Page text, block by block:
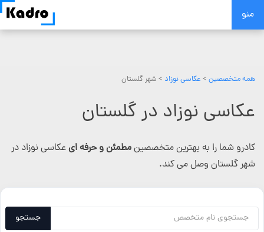
Skip
منو
همه متخصصین > عکاسی نوزاد > شهر گلستان
عکاسی نوزاد در گلستان
کادرو شما را به بهترین متخصصینمطمئن و حرفه ایعکاسی نوزاد در
شهر گلستان وصل می کند.
جستجو